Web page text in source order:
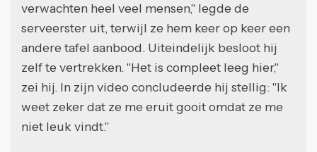
verwachten heel veel mensen," legde de
serveerster uit, terwijl ze hem keer op keer een
andere tafel aanbood. Uiteindelijk besloot hij
zelf te vertrekken. "Het is compleet leeg hier,"
zei hij. In zijn video concludeerde hij stellig: "Ik
weet zeker dat ze me eruit gooit omdat ze me
niet leuk vindt."